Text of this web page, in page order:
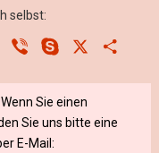
selbst:
VK Viber Skype
Sie einen
Sie uns bitte eine
E-Mail: